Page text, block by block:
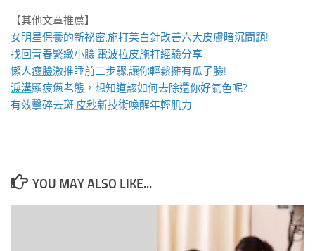
【其他文章推薦】
女明星保養的新祕密,施打美白針改善六大皮膚暗沉問題!
找回青春緊緻小臉,電波拉皮施打經驗分享
懶人瘦臉激推睡前二步驟,讓你輕鬆擁有瓜子臉!
淚溝顯疲憊老態，想知道該如何去除還你好氣色呢?
有效擊碎去斑,皮秒新技術喚醒年輕肌力
YOU MAY ALSO LIKE...